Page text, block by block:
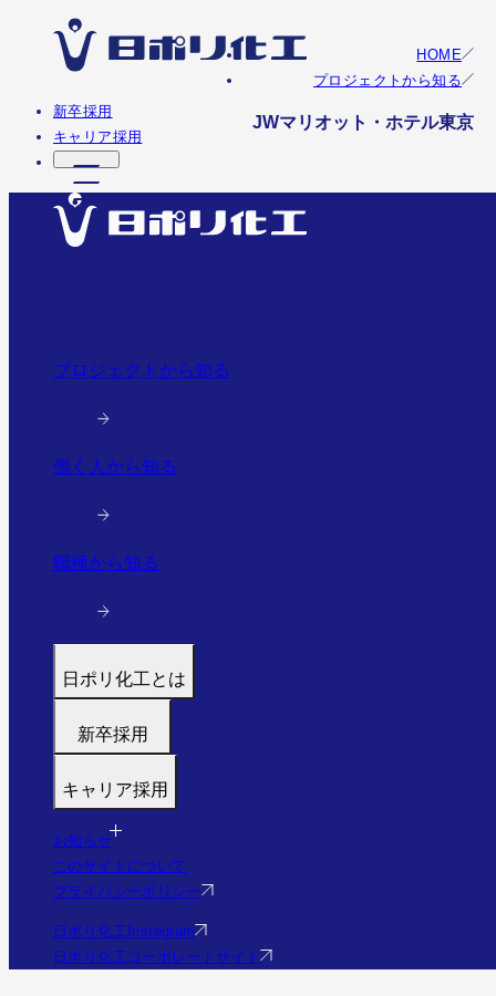
新卒採用
キャリア採用
プロジェクトから知る
働く人から知る
職種から知る
日ポリ化工とは
代表メッセージ
すぐわかる日ポリ化工
会社情報・沿革
事業・実績を見る（実績サイトへ）
新卒採用
福利厚生・研修
採用フロー
Q&A
社員の様子
エントリー
キャリア採用
募集職種
福利厚生・研修
Q&A
お知らせ
このサイトについて
プライバシーポリシー
日ポリ化工Instagram
日ポリ化工コーポレートサイト
HOME
プロジェクトから知る
JWマリオット・ホテル東京